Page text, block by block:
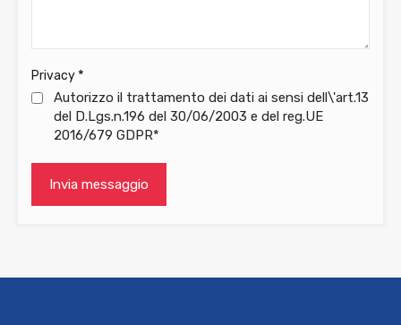
Privacy *
Autorizzo il trattamento dei dati ai sensi dell\'art.13
del D.Lgs.n.196 del 30/06/2003 e del reg.UE
2016/679 GDPR*